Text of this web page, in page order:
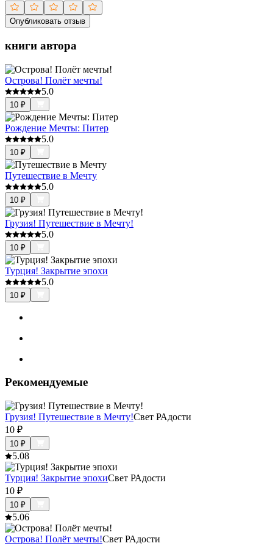
Опубликовать отзыв
книги автора
Острова! Полёт мечты!
5.0
10 ₽
Рождение Мечты: Питер
5.0
10 ₽
Путешествие в Мечту
5.0
10 ₽
Грузия! Путешествие в Мечту!
5.0
10 ₽
Турция! Закрытие эпохи
5.0
10 ₽
Рекомендуемые
Грузия! Путешествие в Мечту!Свет РАдости
10 ₽
10 ₽
5.08
Турция! Закрытие эпохиСвет РАдости
10 ₽
10 ₽
5.06
Острова! Полёт мечты!Свет РАдости